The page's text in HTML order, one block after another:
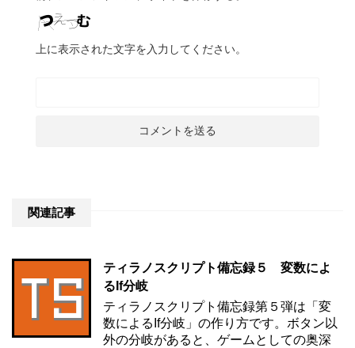
上に表示された文字を入力してください。
関連記事
ティラノスクリプト備忘録５ 変数によ
るIf分岐
ティラノスクリプト備忘録第５弾は「変
数によるIf分岐」の作り方です。ボタン以
外の分岐があると、ゲームとしての奥深